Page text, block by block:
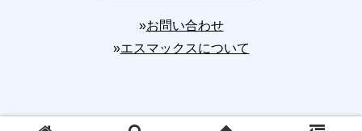
»お問い合わせ
»エスマックスについて